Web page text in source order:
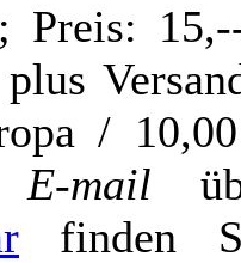
Preis:
/
E-mail
finden